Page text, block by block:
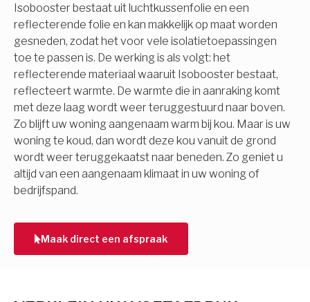
Isobooster bestaat uit luchtkussenfolie en een
reflecterende folie en kan makkelijk op maat worden
gesneden, zodat het voor vele isolatietoepassingen
toe te passen is. De werking is als volgt: het
reflecterende materiaal waaruit Isobooster bestaat,
reflecteert warmte. De warmte die in aanraking komt
met deze laag wordt weer teruggestuurd naar boven.
Zo blijft uw woning aangenaam warm bij kou. Maar is uw
woning te koud, dan wordt deze kou vanuit de grond
wordt weer teruggekaatst naar beneden. Zo geniet u
altijd van een aangenaam klimaat in uw woning of
bedrijfspand.
Maak direct een afspraak